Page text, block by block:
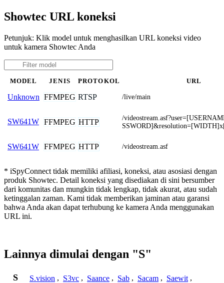
Showtec URL koneksi
Petunjuk: Klik model untuk menghasilkan URL koneksi video
untuk kamera Showtec Anda
MODEL JENIS PROTOKOL URL
Unknown FFMPEG RTSP /live/main
SW641W FFMPEG HTTP
/
SW641W FFMPEG HTTP /videostream.asf
* iSpyConnect tidak memiliki afiliasi, koneksi, atau asosiasi dengan
produk Showtec. Detail koneksi yang disediakan di sini bersumber
dari komunitas dan mungkin tidak lengkap, tidak akurat, atau sudah
ketinggalan zaman. Kami tidak memberikan jaminan atau garansi
bahwa Anda akan dapat terhubung ke kamera Anda menggunakan
URL ini.
Lainnya dimulai dengan "S"
S S.vision , S3vc , Saance , Sab , Sacam , Saewit ,